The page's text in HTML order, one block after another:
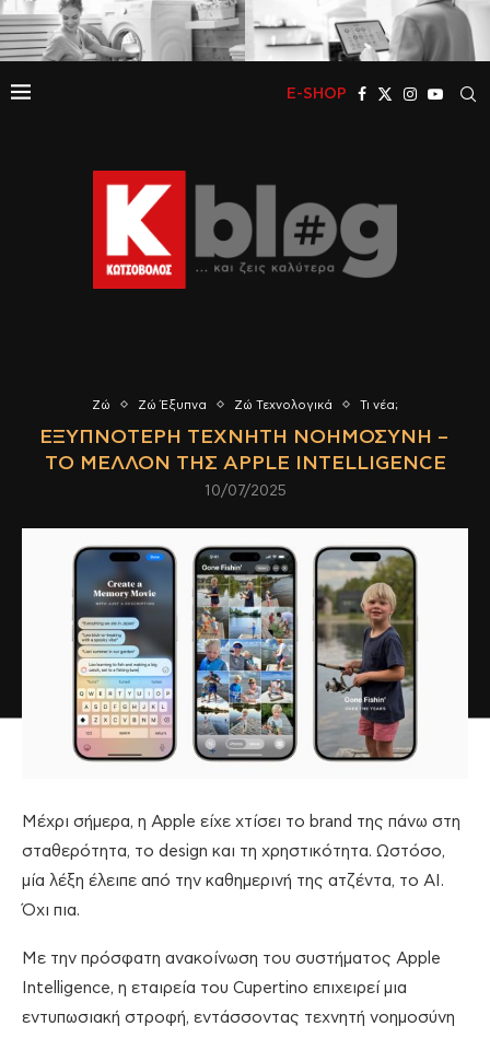
E-SHOP
Ζώ Ζώ Έξυπνα Ζώ Τεχνολογικά Τι νέα;
ΕΞΥΠΝΌΤΕΡΗ ΤΕΧΝΗΤΉ ΝΟΗΜΟΣΎΝΗ –
ΤΟ ΜΈΛΛΟΝ ΤΗΣ APPLE INTELLIGENCE
10/07/2025
Μέχρι σήμερα, η Apple είχε χτίσει το brand της πάνω στη
σταθερότητα, το design και τη χρηστικότητα. Ωστόσο,
μία λέξη έλειπε από την καθημερινή της ατζέντα, το AI.
Όχι πια.
Με την πρόσφατη ανακοίνωση του συστήματος Apple
Intelligence, η εταιρεία του Cupertino επιχειρεί μια
εντυπωσιακή στροφή, εντάσσοντας τεχνητή νοημοσύνη